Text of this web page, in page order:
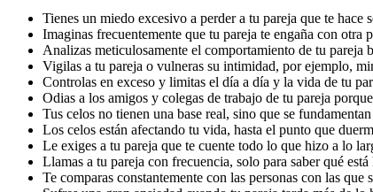
Tienes un miedo excesivo a perder a tu pareja que te hace
Imaginas frecuentemente que tu pareja te engaña con otra
Analizas meticulosamente el comportamiento de tu
Vigilas a tu pareja o vulneras su intimidad, por ejemplo,
Controlas en exceso y limitas el día a día y la vida de tu
Odias a los amigos y colegas de trabajo de tu pareja
Tus celos no tienen una base real, sino que se
Los celos están afectando tu vida, hasta el punto que
Le exiges a tu pareja que te cuente todo lo que hizo a lo
Llamas a tu pareja con frecuencia, solo para saber qué
Te comparas constantemente con las personas con las